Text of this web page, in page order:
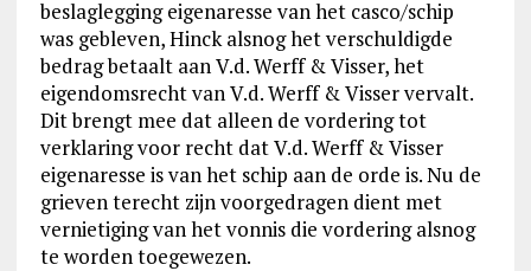
beslaglegging eigenaresse van het casco/schip
was gebleven, Hinck alsnog het verschuldigde
bedrag betaalt aan V.d. Werff & Visser, het
eigendomsrecht van V.d. Werff & Visser vervalt.
Dit brengt mee dat alleen de vordering tot
verklaring voor recht dat V.d. Werff & Visser
eigenaresse is van het schip aan de orde is. Nu de
grieven terecht zijn voorgedragen dient met
vernietiging van het vonnis die vordering alsnog
te worden toegewezen.